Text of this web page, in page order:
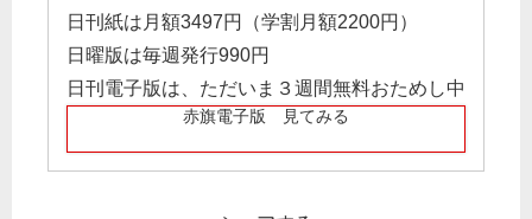
日刊紙は月額3497円（学割月額2200円）
日曜版は毎週発行990円
日刊電子版は、ただいま３週間無料おためし中
赤旗電子版 見てみる